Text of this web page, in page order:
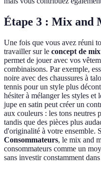
Étape 3 : Mix and
Une fois que vous avez réuni
travailler sur le concept de
permet de jouer avec vos
combinaisons. Par exemple,
noire avec des chaussures à
tennis pour un style plus
hésiter à mélanger les styles
jupe en satin peut créer un
aux couleurs : les tons neutres
tandis que des pièces plus
d'originalité à votre ensemble.
Consommateurs, le mix and
consommateurs comme un
sans investir constamment